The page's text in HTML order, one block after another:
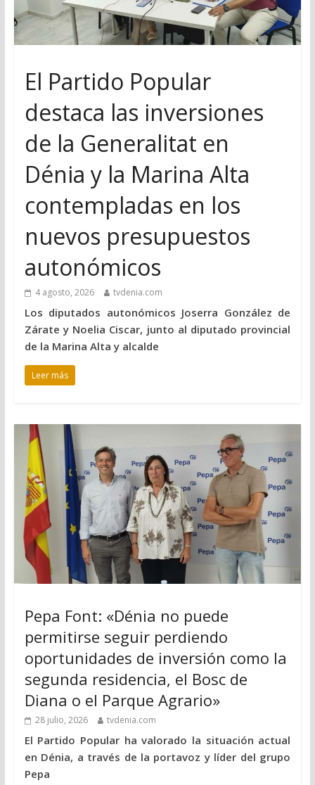
El Partido Popular
destaca las inversiones
de la Generalitat en
Dénia y la Marina Alta
contempladas en los
nuevos presupuestos
autonómicos
4 agosto, 2026 tvdenia.com
Los diputados autonómicos Joserra González de
Zárate y Noelia Ciscar, junto al diputado provincial
de la Marina Alta y alcalde
Leer más
Pepa Font: «Dénia no puede
permitirse seguir perdiendo
oportunidades de inversión como la
segunda residencia, el Bosc de
Diana o el Parque Agrario»
28 julio, 2026 tvdenia.com
El Partido Popular ha valorado la situación actual
en Dénia, a través de la portavoz y líder del grupo
Pepa